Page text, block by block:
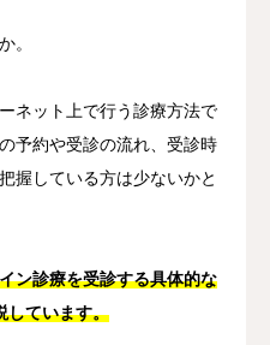
。
ネット上で行う診療方法で
予約や受診の流れ、受診時
握している方は少ないかと
ン診療を受診する具体的な
しています。